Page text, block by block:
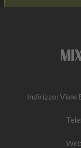
Indirizzo: Viale